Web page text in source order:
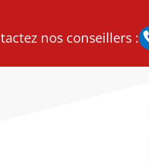
nos conseillers :